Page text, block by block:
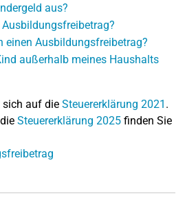
aus?
einen Ausbildungsfreibetrag?
außerhalb meines Haushalts
sich auf die Steuererklärung 2021 .
Steuererklärung 2025 finden Sie